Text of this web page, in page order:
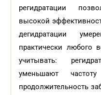
регидратации
высокой
дегидратации
практически любого
учитывать:
уменьшают
продолжительность